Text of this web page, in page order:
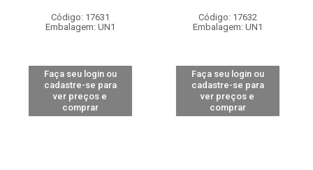
Código: 17631
Embalagem: UN1
Faça seu login ou
cadastre-se para
ver preços e
comprar
Código: 17632
Embalagem: UN1
Faça seu login ou
cadastre-se para
ver preços e
comprar